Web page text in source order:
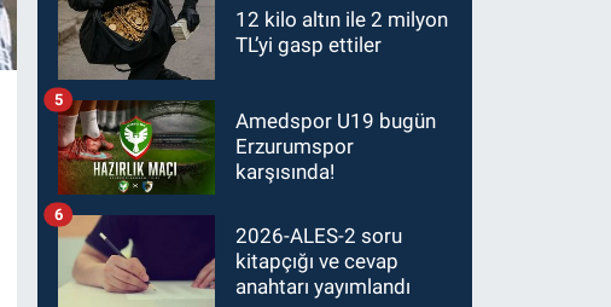
12 kilo altın ile 2 milyon
TL’yi gasp ettiler
Amedspor U19 bugün
Erzurumspor
karşısında!
5
2026-ALES-2 soru
kitapçığı ve cevap
anahtarı yayımlandı
6